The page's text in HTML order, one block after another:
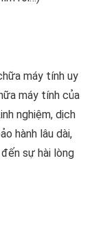
máy tính uy
máy tính của
nghiệm, dịch
hành lâu dài,
sự hài lòng